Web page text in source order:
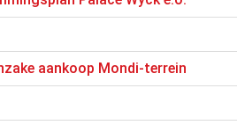
aankoop Mondi-terrein